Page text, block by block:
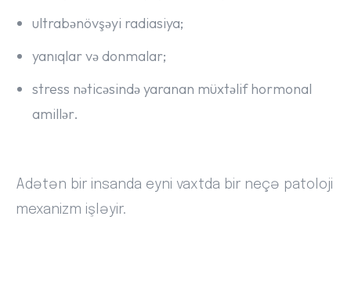
ultrabənövşəyi radiasiya;
yanıqlar və donmalar;
stress nəticəsində yaranan müxtəlif hormonal
amillər.
Adətən bir insanda eyni vaxtda bir neçə patoloji
mexanizm işləyir.